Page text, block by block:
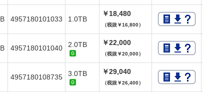
4957180101033 1.0TB
￥18,480
（税抜￥16,800）
4957180101040 2.0TB ￥22,000
（税抜￥20,000）
4957180108735 3.0TB ￥29,040
（税抜￥26,400）